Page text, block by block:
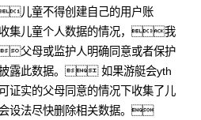
儿童不得创建自己的用户账
集儿童个人数据的情况，我
父母或监护人明确同意或者保护
披露此数据。 如果游艇会yth
证实的父母同意的情况下收集了儿
法尽快删除相关数据。